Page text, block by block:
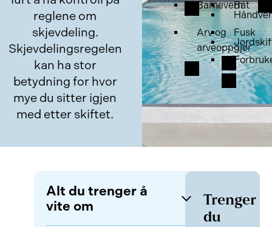
Barnevern
Arv og
arveoppgjør
Båt
Fusk
reglene om
skjevdeling.
Skjevdelingsregelen
kan ha stor
betydning for hvor
mye du sitter igjen
med etter skiftet.
Alt du trenger å
vite om
Trenger
du